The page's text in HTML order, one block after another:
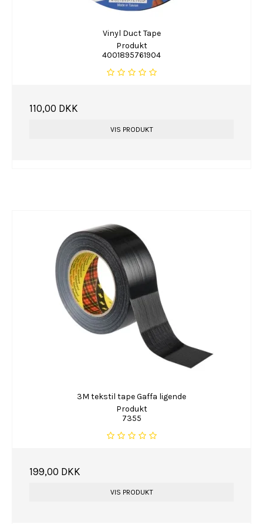
Vinyl Duct Tape
Produkt
4001895761904
110,00 DKK
VIS PRODUKT
3M tekstil tape Gaffa ligende
Produkt
7355
199,00 DKK
VIS PRODUKT